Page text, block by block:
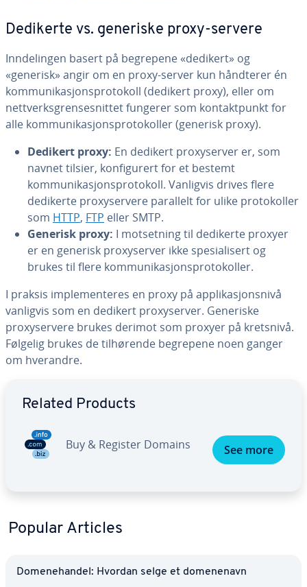
Dedikerte vs. generiske proxy-servere
Inndelingen basert på begrepene «dedikert» og
«generisk» angir om en proxy-server kun håndterer én
kommunikasjonsprotokoll (dedikert proxy), eller om
nettverksgrensesnittet fungerer som kontaktpunkt for
alle kommunikasjonsprotokoller (generisk proxy).
Dedikert proxy: En dedikert proxyserver er, som
navnet tilsier, konfigurert for et bestemt
kommunikasjonsprotokoll. Vanligvis drives flere
dedikerte proxyservere parallelt for ulike protokoller
som HTTP, FTP eller SMTP.
Generisk proxy: I motsetning til dedikerte proxyer
er en generisk proxyserver ikke spesialisert og
brukes til flere kommunikasjonsprotokoller.
I praksis implementeres en proxy på applikasjonsnivå
vanligvis som en dedikert proxyserver. Generiske
proxyservere brukes derimot som proxyer på kretsnivå.
Følgelig brukes de tilhørende begrepene noen ganger
om hverandre.
Related Products
Buy & Register Domains See more
Popular Articles
Domenehandel: Hvordan selge et domenenavn